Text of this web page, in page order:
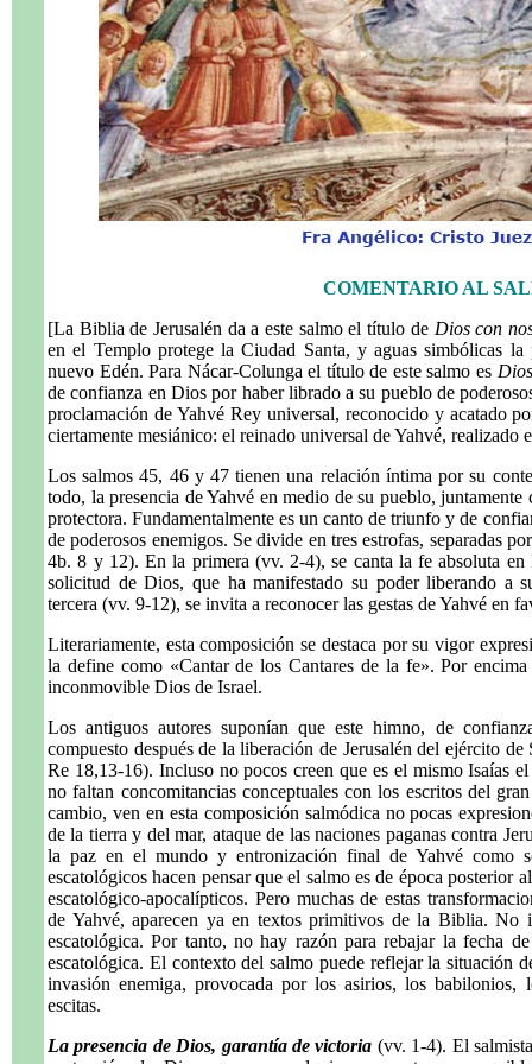
COMENTARIO AL
[La Biblia de Jerusalén da a este salmo el título de Dios con
en el Templo protege la Ciudad Santa, y aguas simbólicas
nuevo Edén. Para Nácar-Colunga el título de este salmo es
de confianza en Dios por haber librado a su pueblo de
proclamación de Yahvé Rey universal, reconocido y acatado
ciertamente mesiánico: el reinado universal de Yahvé, realizado
Los salmos 45, 46 y 47 tienen una relación íntima por su
todo, la presencia de Yahvé en medio de su pueblo,
protectora. Fundamentalmente es un canto de triunfo y de
de poderosos enemigos. Se divide en tres estrofas, separadas
4b. 8 y 12). En la primera (vv. 2-4), se canta la fe absoluta en
solicitud de Dios, que ha manifestado su poder liberando a
tercera (vv. 9-12), se invita a reconocer las gestas de Yahvé en
Literariamente, esta composición se destaca por su vigor
la define como «Cantar de los Cantares de la fe». Por
inconmovible Dios de Israel.
Los antiguos autores suponían que este himno, de
compuesto después de la liberación de Jerusalén del ejército
Re 18,13-16). Incluso no pocos creen que es el mismo Isaías
no faltan concomitancias conceptuales con los escritos del
cambio, ven en esta composición salmódica no pocas
de la tierra y del mar, ataque de las naciones paganas contra
la paz en el mundo y entronización final de Yahvé como
escatológicos hacen pensar que el salmo es de época posterior
escatológico-apocalípticos. Pero muchas de estas
de Yahvé, aparecen ya en textos primitivos de la Biblia. No
escatológica. Por tanto, no hay razón para rebajar la fecha
escatológica. El contexto del salmo puede reflejar la situación
invasión enemiga, provocada por los asirios, los
escitas.
La presencia de Dios, garantía de victoria (vv. 1-4). El